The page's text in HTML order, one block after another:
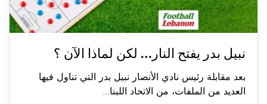
نبيل بدر يفتح النار… لكن لماذا الآن ؟
بعد مقابلة رئيس نادي الأنصار نبيل بدر التي تناول فيها
العديد من الملفات، من الاتحاد اللبنا...